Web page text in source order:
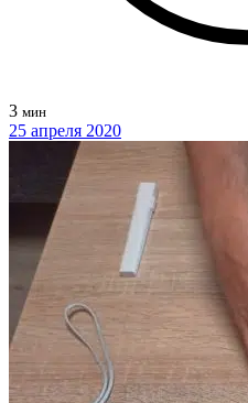
3 мин
25 апреля 2020